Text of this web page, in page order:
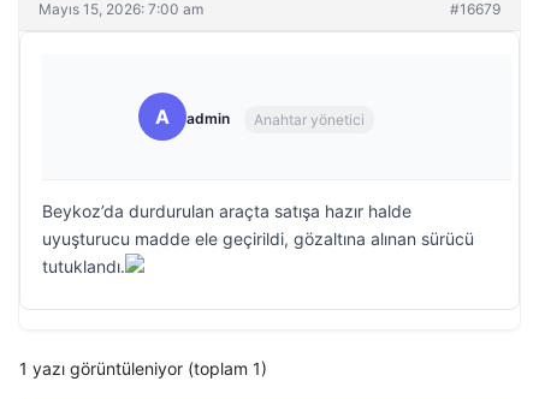
Mayıs 15, 2026: 7:00 am #16679
A admin Anahtar yönetici
Beykoz’da durdurulan araçta satışa hazır halde
uyuşturucu madde ele geçirildi, gözaltına alınan sürücü
tutuklandı.
1 yazı görüntüleniyor (toplam 1)